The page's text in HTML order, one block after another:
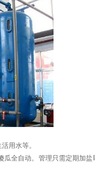
用水等。
自动。管理只需定期加盐